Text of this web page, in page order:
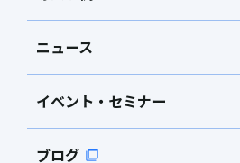
ニュース
イベント・セミナー
ブログ